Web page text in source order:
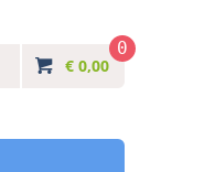
€ 0,00
0